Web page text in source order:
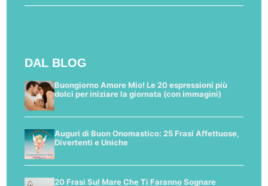
DAL BLOG
Buongiorno Amore Mio! Le 20 espressioni più
dolci per iniziare la giornata (con immagini)
Auguri di Buon Onomastico: 25 Frasi Affettuose,
Divertenti e Uniche
20 Frasi Sul Mare Che Ti Faranno Sognare